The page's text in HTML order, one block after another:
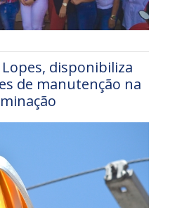
disponibiliza
de manutenção na